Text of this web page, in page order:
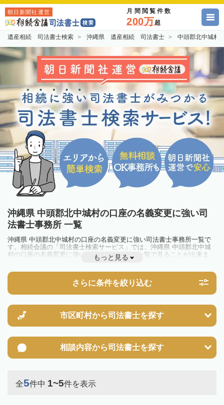
朝日新聞社運営 月間閲覧件数
200万超
遺産相続 司法書士検索 沖縄県 遺産相続 司法書士 中頭郡北中城
沖縄県 中頭郡北中城村の口座の名義変更に強い司
法書士事務所 一覧
沖縄県 中頭郡北中城村の口座の名義変更に強い司法書士事務所一覧で
す。相続会議の「司法書士検索サービス」では、沖縄県 中頭郡北中城
村の口座の名義変更に強い司法書士事務所を一覧で見ることが出来ま
す。相続のトラブルやお悩みを抱えている方は一度近隣の司法書士に相
もっと見る
さらに条件を絞り込む
市区町村から司法書士を探す
相談内容から司法書士を探す
全5件中 1~5件を表示